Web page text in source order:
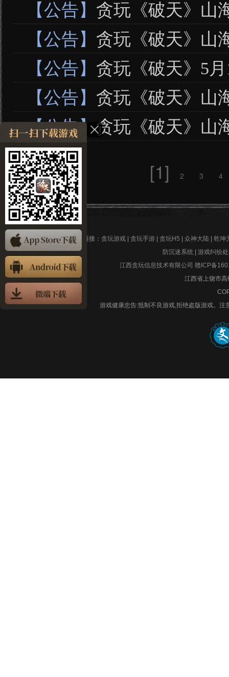
【公告】 贪玩《破天》山
【公告】 贪玩《破天》山
【公告】 贪玩《破天》5
【公告】 贪玩《破天》山
【公告】贪玩《破天》山
[1] 2 3 4
友情链接： 贪玩游戏 贪玩手游 贪玩H5 众神大陆
乾坤
防沉迷系统| 游戏纠纷
江西贪玩信息技术有限公司 赣ICP备
江西省上饶市
游戏健康忠告:抵制不良游戏,拒绝盗版游戏。